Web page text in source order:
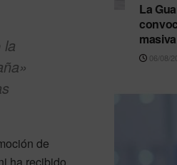
la
de
ha recibido
La
06/08/